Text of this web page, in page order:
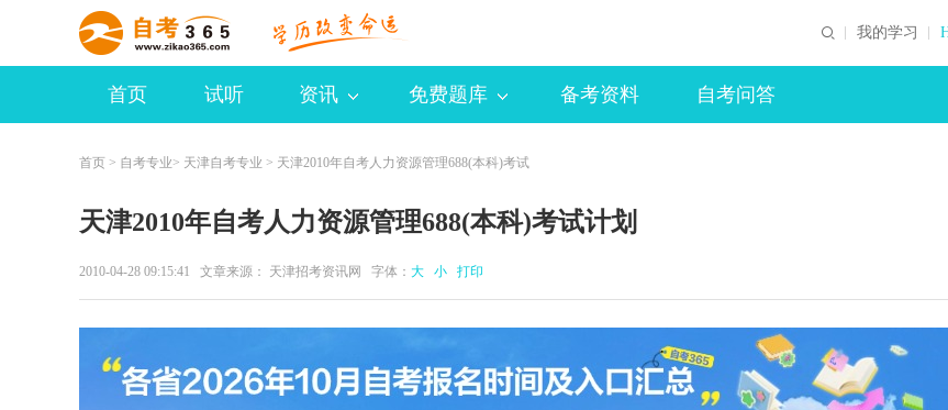
我的学习
首页 试听 资讯 免费题库 备考资料 自考问答
首页 > 自考专业> 天津自考专业 > 天津2010年自考人力资源管理688(本科)考试
天津2010年自考人力资源管理688(本科)考试计划
2010-04-28 09:15:41 文章来源： 天津招考资讯网 字体： 大 小 打印